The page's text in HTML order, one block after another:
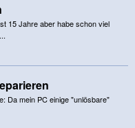
15 Jahre aber habe schon viel
Da mein PC einige "unlösbare"